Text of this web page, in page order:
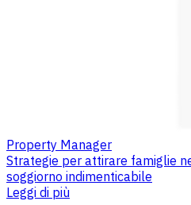
Property Manager
Strategie per attirare famiglie
soggiorno indimenticabile
Leggi di più